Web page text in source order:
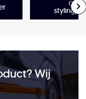
Wij